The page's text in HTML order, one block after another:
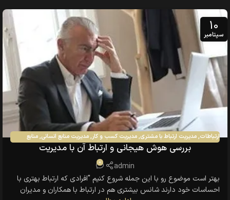
10
سپتامبر
ارتباطات,مدیریت ارتباط با مشتری,مدیریت کسب و کار,مدیریت منابع انسانی,منابع
همه مقالات
بررسی هوش هیجانی و ارتباط آن با مدیریت
admin
0
بهتر است موضوع رو با این جمله شروع کنیم "افرادی که ارتباط بهتری با
احساسات خود دارند شانس بیشتری هم در ارتباط با همکاران و مدیران